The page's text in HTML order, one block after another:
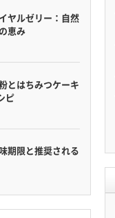
ヤルゼリー：自然
恵み
とはちみつケーキ
ピ
期限と推奨される